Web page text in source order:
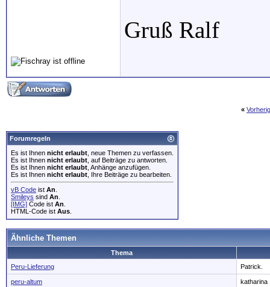
Gruß Ralf
«
Forumregeln
Es ist Ihnen nicht erlaubt , neue Themen zu verfassen.
Es ist Ihnen nicht erlaubt , auf Beiträge zu antworten.
Es ist Ihnen nicht erlaubt , Anhänge anzufügen.
Es ist Ihnen nicht erlaubt , Ihre Beiträge zu bearbeiten.
vB Code ist An
Smileys sind An
[IMG] Code ist An
HTML-Code ist Aus
Ähnliche Themen
Thema
Peru-Lieferung
Patrick.
peru-altum katharina